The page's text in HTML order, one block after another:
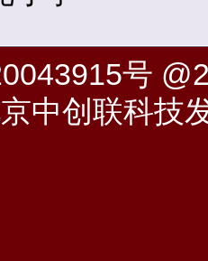
号
中创联科技